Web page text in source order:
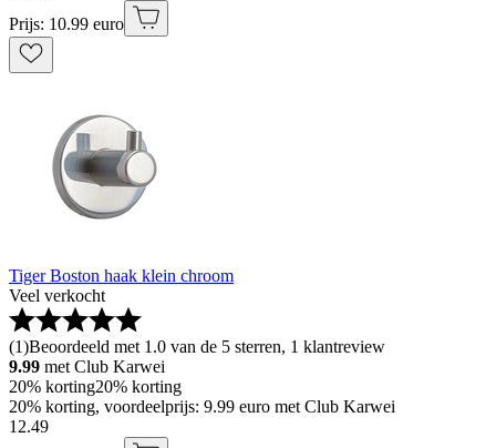
Prijs: 10.99 euro
Tiger Boston haak klein chroom
Veel verkocht
(1)Beoordeeld met 1.0 van de 5 sterren, 1 klantreview
9.99 met Club Karwei
20% korting20% korting
20% korting, voordeelprijs: 9.99 euro met Club Karwei
12.49